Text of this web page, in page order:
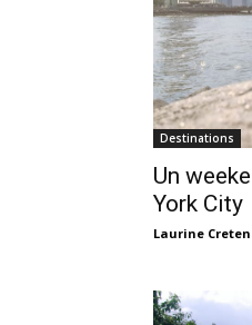
Destinations
Un
York City
Laurine